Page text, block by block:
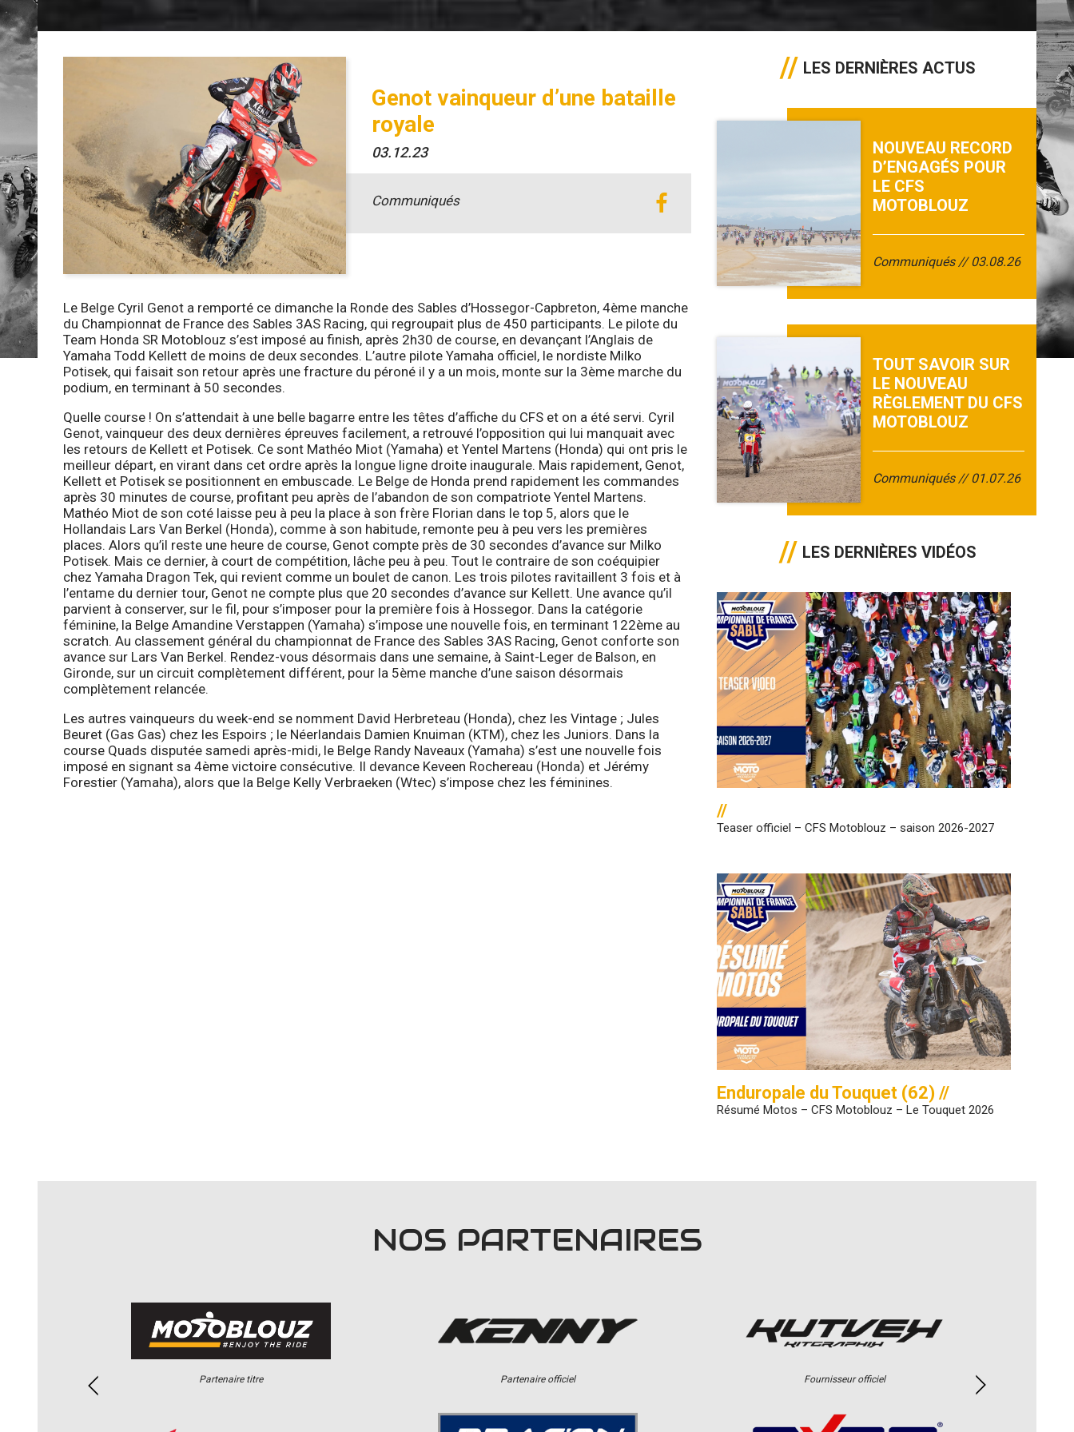
Genot vainqueur d’une bataille
royale
03.12.23
Communiqués
Le Belge Cyril Genot a remporté ce dimanche la Ronde des Sables d’Hossegor-Capbreton, 4ème manche
du Championnat de France des Sables 3AS Racing, qui regroupait plus de 450 participants. Le pilote du
Team Honda SR Motoblouz s’est imposé au finish, après 2h30 de course, en devançant l’Anglais de
Yamaha Todd Kellett de moins de deux secondes. L’autre pilote Yamaha officiel, le nordiste Milko
Potisek, qui faisait son retour après une fracture du péroné il y a un mois, monte sur la 3ème marche du
podium, en terminant à 50 secondes.
Quelle course ! On s’attendait à une belle bagarre entre les têtes d’affiche du CFS et on a été servi. Cyril
Genot, vainqueur des deux dernières épreuves facilement, a retrouvé l’opposition qui lui manquait avec
les retours de Kellett et Potisek. Ce sont Mathéo Miot (Yamaha) et Yentel Martens (Honda) qui ont pris le
meilleur départ, en virant dans cet ordre après la longue ligne droite inaugurale. Mais rapidement, Genot,
Kellett et Potisek se positionnent en embuscade. Le Belge de Honda prend rapidement les commandes
après 30 minutes de course, profitant peu après de l’abandon de son compatriote Yentel Martens.
Mathéo Miot de son coté laisse peu à peu la place à son frère Florian dans le top 5, alors que le
Hollandais Lars Van Berkel (Honda), comme à son habitude, remonte peu à peu vers les premières
places. Alors qu’il reste une heure de course, Genot compte près de 30 secondes d’avance sur Milko
Potisek. Mais ce dernier, à court de compétition, lâche peu à peu. Tout le contraire de son coéquipier
chez Yamaha Dragon Tek, qui revient comme un boulet de canon. Les trois pilotes ravitaillent 3 fois et à
l’entame du dernier tour, Genot ne compte plus que 20 secondes d’avance sur Kellett. Une avance qu’il
parvient à conserver, sur le fil, pour s’imposer pour la première fois à Hossegor. Dans la catégorie
féminine, la Belge Amandine Verstappen (Yamaha) s’impose une nouvelle fois, en terminant 122ème au
scratch. Au classement général du championnat de France des Sables 3AS Racing, Genot conforte son
avance sur Lars Van Berkel. Rendez-vous désormais dans une semaine, à Saint-Leger de Balson, en
Gironde, sur un circuit complètement différent, pour la 5ème manche d’une saison désormais
complètement relancée.
Les autres vainqueurs du week-end se nomment David Herbreteau (Honda), chez les Vintage ; Jules
Beuret (Gas Gas) chez les Espoirs ; le Néerlandais Damien Knuiman (KTM), chez les Juniors. Dans la
course Quads disputée samedi après-midi, le Belge Randy Naveaux (Yamaha) s’est une nouvelle fois
imposé en signant sa 4ème victoire consécutive. Il devance Keveen Rochereau (Honda) et Jérémy
Forestier (Yamaha), alors que la Belge Kelly Verbraeken (Wtec) s’impose chez les féminines.
LES DERNIÈRES ACTUS
NOUVEAU RECORD
D’ENGAGÉS POUR
LE CFS
MOTOBLOUZ
Communiqués 03.08.26
TOUT SAVOIR SUR
LE NOUVEAU
RÈGLEMENT DU CFS
MOTOBLOUZ
Communiqués 01.07.26
LES DERNIÈRES VIDÉOS
//
Teaser officiel – CFS Motoblouz – saison 2026-2027
Enduropale du Touquet (62) //
Résumé Motos – CFS Motoblouz – Le Touquet 2026
NOS PARTENAIRES
Partenaire titre Partenaire officiel Fournisseur officiel